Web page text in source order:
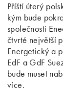
Příští úterý
kým bude
společnosti
čtvrté největší
Energetický a
EdF a GdF
bude muset
více.